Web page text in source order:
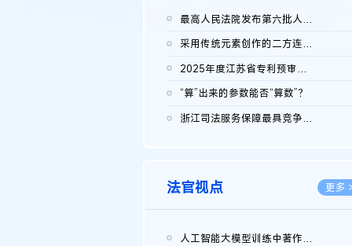
最高人民法院发布第六批人民法院种业知识产权司法保护典型案例 含...
采用传统元素创作的二方连续装饰图案作品的独创性及侵权对比认定
2025年度江苏省专利预审典型案例
“算”出来的参数能否“算数”？
浙江司法服务保障最具竞争力营商环境建设典型案例（第二批）含侵...
法官视点 更多
人工智能大模型训练中著作权的合理使用